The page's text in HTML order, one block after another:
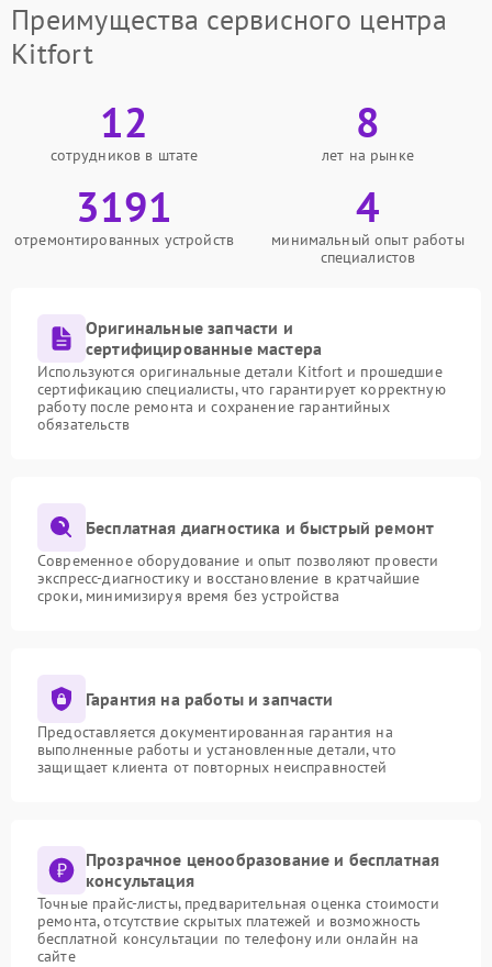
Преимущества сервисного центра
Kitfort
12
сотрудников в штате
8
лет на рынке
3191
отремонтированных устройств
4
минимальный опыт работы
специалистов
Оригинальные запчасти и
сертифицированные мастера
Используются оригинальные детали Kitfort и прошедшие
сертификацию специалисты, что гарантирует корректную
работу после ремонта и сохранение гарантийных
обязательств
Бесплатная диагностика и быстрый ремонт
Современное оборудование и опыт позволяют провести
экспресс-диагностику и восстановление в кратчайшие
сроки, минимизируя время без устройства
Гарантия на работы и запчасти
Предоставляется документированная гарантия на
выполненные работы и установленные детали, что
защищает клиента от повторных неисправностей
Прозрачное ценообразование и бесплатная
консультация
Точные прайс-листы, предварительная оценка стоимости
ремонта, отсутствие скрытых платежей и возможность
бесплатной консультации по телефону или онлайн на
сайте